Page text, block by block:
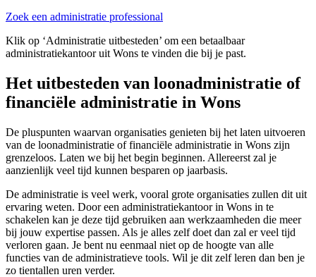
Zoek een administratie professional
Klik op ‘Administratie uitbesteden’ om een betaalbaar
administratiekantoor uit Wons te vinden die bij je past.
Het uitbesteden van loonadministratie of
financiële administratie in Wons
De pluspunten waarvan organisaties genieten bij het laten uitvoeren
van de loonadministratie of financiële administratie in Wons zijn
grenzeloos. Laten we bij het begin beginnen. Allereerst zal je
aanzienlijk veel tijd kunnen besparen op jaarbasis.
De administratie is veel werk, vooral grote organisaties zullen dit uit
ervaring weten. Door een administratiekantoor in Wons in te
schakelen kan je deze tijd gebruiken aan werkzaamheden die meer
bij jouw expertise passen. Als je alles zelf doet dan zal er veel tijd
verloren gaan. Je bent nu eenmaal niet op de hoogte van alle
functies van de administratieve tools. Wil je dit zelf leren dan ben je
zo tientallen uren verder.